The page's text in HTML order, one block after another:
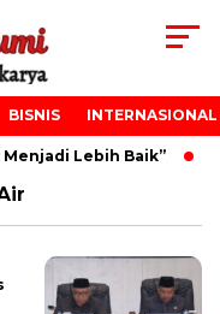
BISNIS INTERNASIONAL
Lebih Baik”